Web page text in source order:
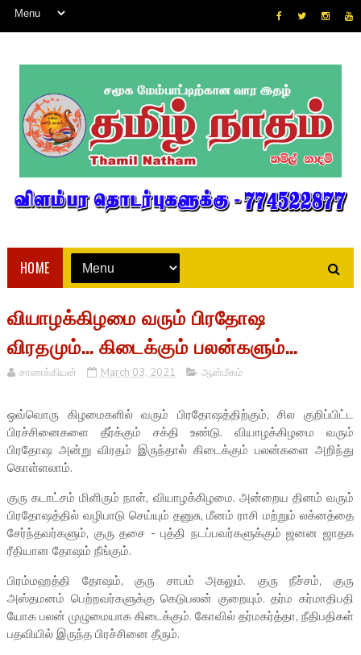
HOME
வியாழக்கிழமை வரும் பிரதோஷ
விரதமும்... கிடைக்கும் பலன்களும்...
சாணக்கியன் March 03, 2021 ஆன்மீகம்
ஒவ்வொரு கிழமைகளில் வரும் பிரதோஷத்திற்கும், சில குறிப்பிட்ட
பிரச்சினைகளை தீர்க்கும் சக்தி உண்டு. வியாழக்கிழமை வரும்
பிரதோஷ அன்று விரதம் இருந்தால் கிடைக்கும் பலன்களை அறிந்து
கொள்ளலாம்.
குரு கடாட்சம் மிளிரும் நாள், வியாழக்கிழமை. அன்றைய தினம் வரும்
பிரதோஷத்தில் வழிபாடு செய்யும் தனுசு, மீனம் ராசி மற்றும் லக்னத்தை
சேர்ந்தவர்களும், குரு தசை - புத்தி நடப்பவர்களுக்கும் ஜனன ஜாதக
ரீதியான தோஷம் நீங்கும்.
பிரம்மஹத்தி தோஷம், குரு சாபம் அகலும். குரு நீச்சம், குரு
அஸ்தமனம் பெற்றவர்களுக்கு கெடுபலன் குறையும். தர்ம கர்மாதிபதி
யோக பலன் முழுமையாக கிடைக்கும். கோவில் தர்மகர்த்தா, நீதிபதிகள்
பதவியில் இருந்த பிரச்சினை தீரும்.